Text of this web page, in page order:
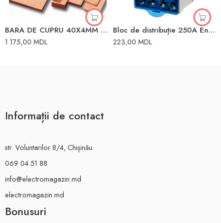
BARA DE CUPRU 40X4MM (0.680 KG/M) 630A
1.175,00 MDL
Bloc de distribuție 250A Enext
223,00 MDL
Informații de contact
str. Voluntarilor 8/4, Chișinău
069 04 51 88
info@electromagazin.md
electromagazin.md
Bonusuri